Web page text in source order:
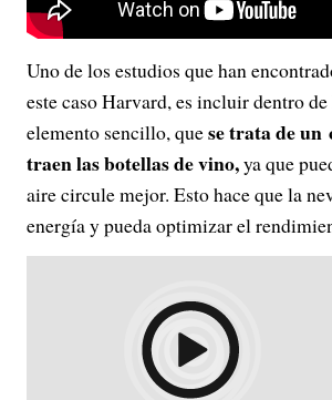
Uno de los estudios que han
este caso Harvard, es incluir dentro
elemento sencillo, quese trata de un
traen las botellas de vino,ya que
aire circule mejor. Esto hace que la
energía y pueda optimizar el